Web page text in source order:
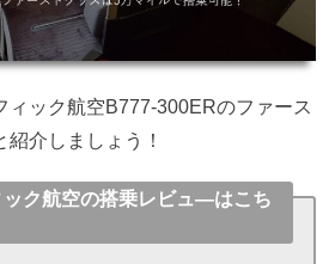
ィック航空B777-300ERのファース
紹介しましょう！
ック航空の搭乗レビュ―はこち